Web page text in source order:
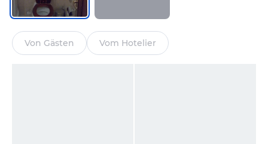
Von Gästen Vom Hotelier